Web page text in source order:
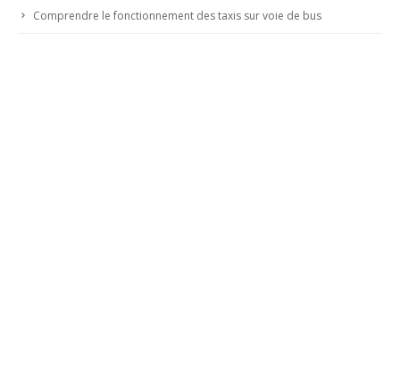
Comprendre le fonctionnement des taxis sur voie de bus